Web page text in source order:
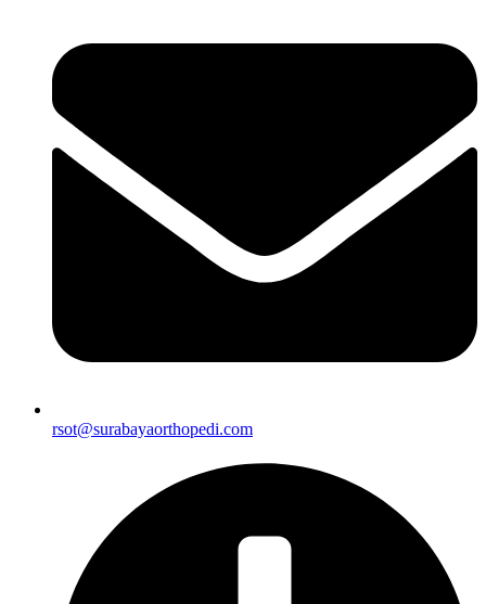
rsot@surabayaorthopedi.com